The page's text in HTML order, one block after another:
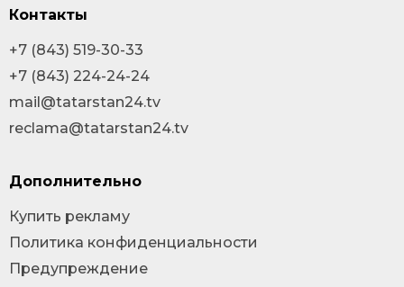
Контакты
+7 (843) 519-30-33
+7 (843) 224-24-24
mail@tatarstan24.tv
reclama@tatarstan24.tv
Дополнительно
Купить рекламу
Политика конфиденциальности
Предупреждение